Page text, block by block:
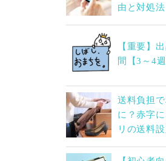
由と対処法
【重要】
間【3～4
送料負担
に？赤字
リの送料